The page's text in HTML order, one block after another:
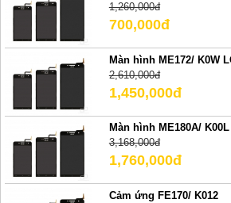
1,260,000đ
700,000đ
Màn hình ME172/ K0W
2,610,000đ
1,450,000đ
Màn hình ME180A/
3,168,000đ
1,760,000đ
Cảm ứng FE170/ K012